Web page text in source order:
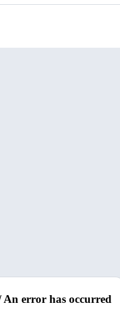
An error has occurred